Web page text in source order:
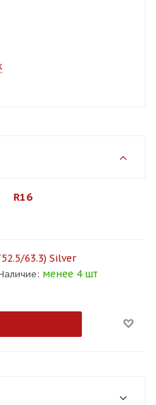
R16
63.3) Silver
менее 4 шт